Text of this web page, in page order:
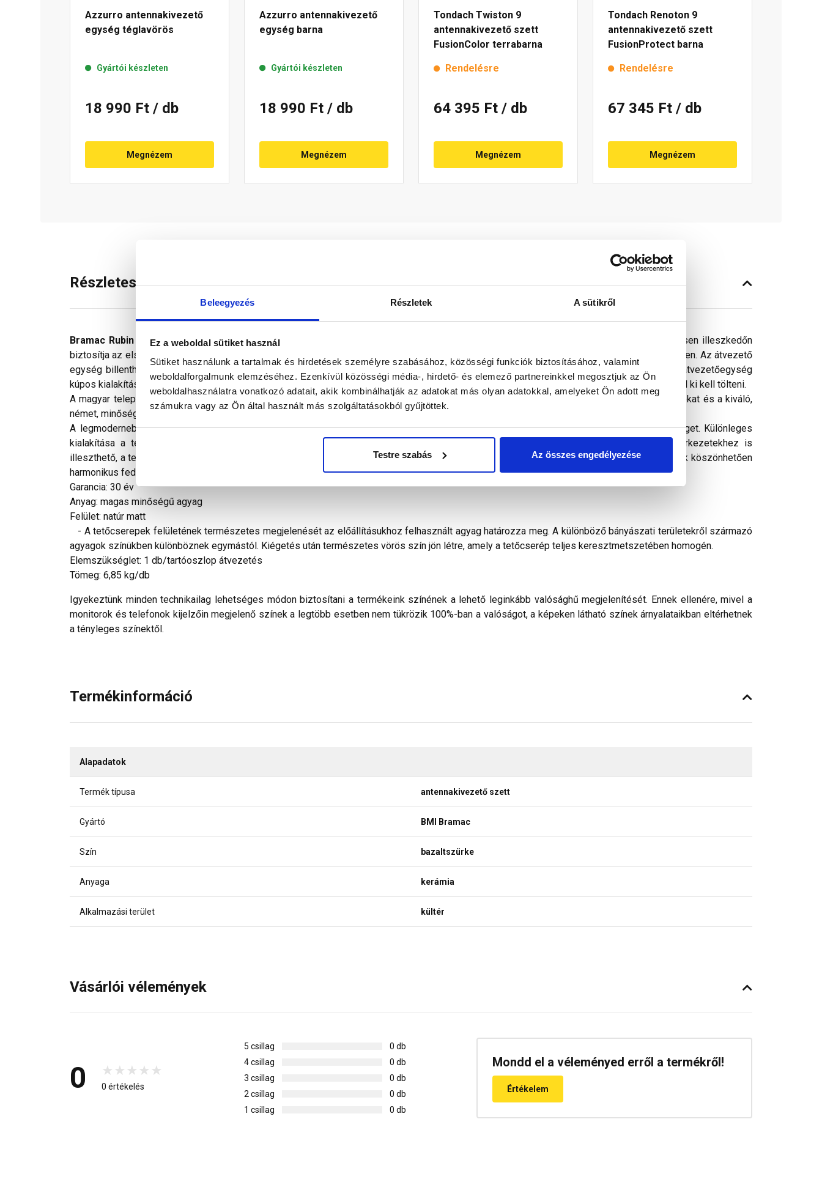
Beleegyezés Részletek A sütikről
Ez a weboldal sütiket használ
Sütiket használunk a tartalmak és hirdetések személyre szabásához, közösségi funkciók biztosításához, valamint
weboldalforgalmunk elemzéséhez. Ezenkívül közösségi média-, hirdető- és elemező partnereinkkel megosztjuk az Ön
weboldalhasználatra vonatkozó adatait, akik kombinálhatják az adatokat más olyan adatokkal, amelyeket Ön adott meg
számukra vagy az Ön által használt más szolgáltatásokból gyűjtöttek.
Testre szabás Az összes engedélyezése
Azzurro antennakivezető
egység téglavörös
Gyártói készleten
18 990 Ft / db
Megnézem
Azzurro antennakivezető
egység barna
Gyártói készleten
18 990 Ft / db
Megnézem
Tondach Twiston 9
antennakivezető szett
FusionColor terrabarna
Rendelésre
64 395 Ft / db
Megnézem
Tondach Renoton 9
antennakivezető szett
FusionProtect barna
Rendelésre
67 345 Ft / db
Megnézem
Részletes leírás
Bramac Rubin 9V antennaátvezető cserépaz anyagának, méretének, színének és a formavilágának köszönhetőn a fedésképbe tökéletesen illeszkedőn
biztosítja az elsősorban kör keresztmetszetű antennatartó oszlop, vagy hálózati elektromos bekötés tartóoszlopának átvezetését a tetőfedésen. Az átvezető
egység billenthető felső része biztosítja a tartóoszlop függőleges beállíthatóságát a különböző tetőhajlásszög esetén. A beépítéshez az átvezetőegység
kúpos kialakítású részét az átvezetendő oszlop átmérőjének megfelelő helyen kell elvágni és beépítés után a hézagot rugalmas tömítőanyaggal ki kell tölteni.
A magyar települések szívünknek kedves hangulatát a kerámia tetőcserepek klasszikus színei és formái teszik teljessé. A helyi hagyományokat és a kiváló,
német, minőségi alapanyagokat ötvöző Rubin 9V kerámia tetőcserép a Bramac kínálatában.
A legmodernebb technológiával, szélcsatornában kifejlesztett Rubin 9V kerámia tetőcserép tökéletesen ötvözi a hagyományt és a szépséget. Különleges
kialakítása a tetőcserepek gyors és egyszerű felhelyezését teszi lehetővé. A változtatható léctávolságból adódóan meglévő tetőszerkezetekhez is
illeszthető, a tetőszerkezet átalakítása nélkül. Ezáltal nemcsak az új, hanem a felújítandó épületek dísze is lehet. Klasszikus vonalvezetésének köszönhetően
harmonikus fedéskép alakítható ki vele.
Garancia: 30 év
Anyag: magas minőségű agyag
Felület: natúr matt
- A tetőcserepek felületének természetes megjelenését az előállításukhoz felhasznált agyag határozza meg. A különböző bányászati területekről származó
agyagok színükben különböznek egymástól. Kiégetés után természetes vörös szín jön létre, amely a tetőcserép teljes keresztmetszetében homogén.
Elemszükséglet: 1 db/tartóoszlop átvezetés
Tömeg: 6,85 kg/db
Igyekeztünk minden technikailag lehetséges módon biztosítani a termékeink színének a lehető leginkább valósághű megjelenítését. Ennek ellenére, mivel a
monitorok és telefonok kijelzőin megjelenő színek a legtöbb esetben nem tükrözik 100%-ban a valóságot, a képeken látható színek árnyalataikban eltérhetnek
a tényleges színektől.
Termékinformáció
Alapadatok
Termék típusa antennakivezető szett
Gyártó BMI Bramac
Szín bazaltszürke
Anyaga kerámia
Alkalmazási terület kültér
Vásárlói vélemények
0 0 értékelés
5 csillag
0 db
4 csillag
0 db
3 csillag
0 db
2 csillag
0 db
1 csillag
0 db
Mondd el a véleményed erről a termékről!
Értékelem